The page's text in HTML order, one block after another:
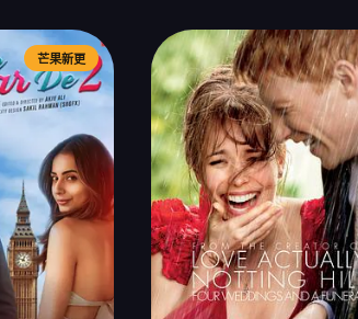
芒果新更